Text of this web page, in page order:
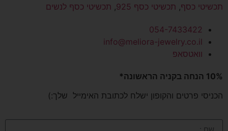
תכשיטי כסף, תכשיטי כסף 925 , תכשיטי כסף לנשים
054-7433422
info@meliora-jewelry.co.il
וואטסאפ
10% הנחה בקניה הראשונה*
הכניסי פרטים והקופון ישלח לכתובת האימייל שלך:)